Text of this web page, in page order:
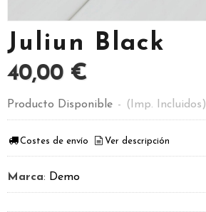
Juliun Black
40,00 €
Producto Disponible - (Imp. Incluidos)
Costes de envío Ver descripción
Marca: Demo